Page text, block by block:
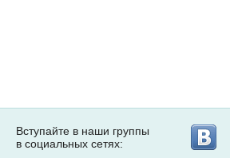
Вступайте в наши группы
в социальных сетях: